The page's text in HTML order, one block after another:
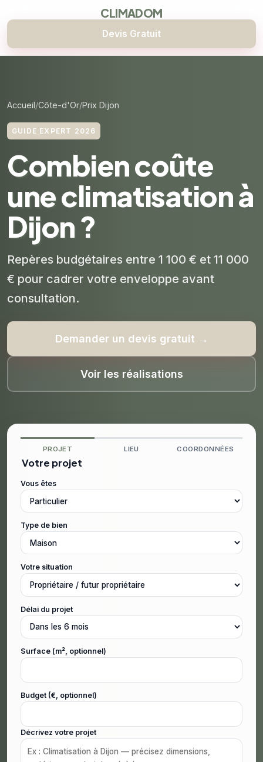
CLIMADOM
Devis Gratuit
Accueil Côte-d'Or Prix Dijon
GUIDE EXPERT 2026
Combien coûte
une climatisation à
Dijon ?
Repères budgétaires entre 1 100 € et 11 000
€ pour cadrer votre enveloppe avant
consultation.
Demander un devis gratuit →
Voir les réalisations
PROJET LIEU COORDONNÉES
Votre projet
Vous êtes
Type de bien
Votre situation
Délai du projet
Surface (m², optionnel)
Budget (€, optionnel)
Décrivez votre projet